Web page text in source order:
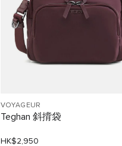
VOYAGEUR
Teghan 斜揹袋
HK$2,950